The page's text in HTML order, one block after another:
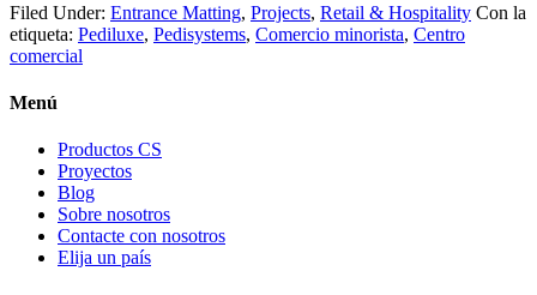
Filed Under: Entrance Matting, Projects, Retail & Hospitality Con la
etiqueta: Pediluxe, Pedisystems, Comercio minorista, Centro
comercial
Menú
Productos CS
Proyectos
Blog
Sobre nosotros
Contacte con nosotros
Elija un país